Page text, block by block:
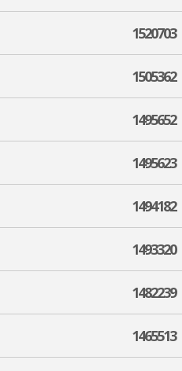
1520703
1505362
1495652
1495623
1494182
1493320
1482239
1465513